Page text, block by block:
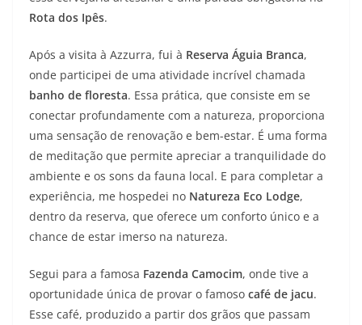
Rota dos Ipês.
Após a visita à Azzurra, fui à Reserva Águia Branca,
onde participei de uma atividade incrível chamada
banho de floresta. Essa prática, que consiste em se
conectar profundamente com a natureza, proporciona
uma sensação de renovação e bem-estar. É uma forma
de meditação que permite apreciar a tranquilidade do
ambiente e os sons da fauna local. E para completar a
experiência, me hospedei no Natureza Eco Lodge,
dentro da reserva, que oferece um conforto único e a
chance de estar imerso na natureza.
Segui para a famosa Fazenda Camocim, onde tive a
oportunidade única de provar o famoso café de jacu.
Esse café, produzido a partir dos grãos que passam